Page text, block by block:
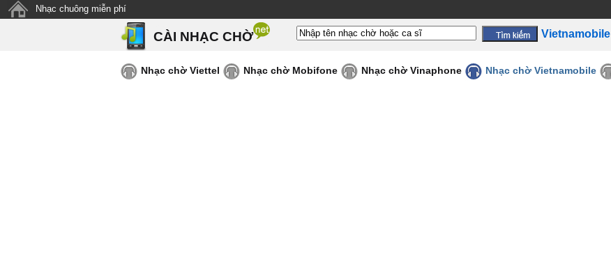
Nhạc chuông miễn phí
CÀI NHẠC CHỜ Vietnamobile
Nhạc chờ Viettel Nhạc chờ Mobifone Nhạc chờ Vinaphone Nhạc chờ Vietnamobile